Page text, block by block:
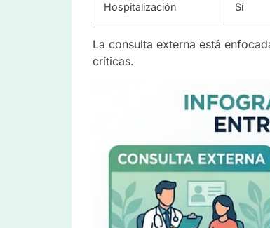
Hospitalización Sí
La consulta externa está
críticas.